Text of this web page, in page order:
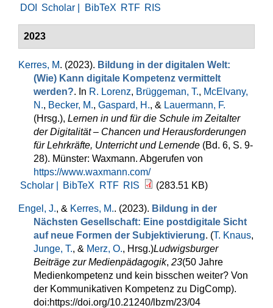
DOI
Scholar | BibTeX RTF RIS
2023
Kerres, M. (2023). Bildung in der digitalen Welt:
(Wie) Kann digitale Kompetenz vermittelt
werden?. In R. Lorenz, Brüggeman, T., McElvany,
N., Becker, M., Gaspard, H., & Lauermann, F.
(Hrsg.), Lernen in und für die Schule im Zeitalter
der Digitalität – Chancen und Herausforderungen
für Lehrkräfte, Unterricht und Lernende (Bd. 6, S. 9-
28). Münster: Waxmann. Abgerufen von
https://www.waxmann.com/
Scholar |
BibTeX RTF RIS (283.51 KB)
Engel, J., & Kerres, M.. (2023). Bildung in der
Nächsten Gesellschaft: Eine postdigitale Sicht
auf neue Formen der Subjektivierung. (T. Knaus,
Junge, T., & Merz, O., Hrsg.)Ludwigsburger
Beiträge zur Medienpädagogik, 23(50 Jahre
Medienkompetenz und kein bisschen weiter? Von
der Kommunikativen Kompetenz zu DigComp).
doi:https://doi.org/10.21240/lbzm/23/04